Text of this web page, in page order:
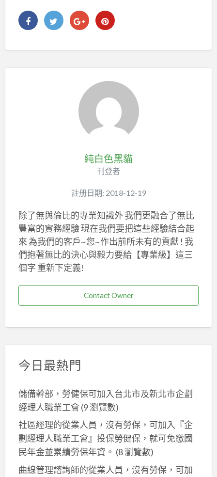
純白色黑貓
刊登者
註册日期: 2018-12-19
除了無與倫比的專業知識外 我們更融合了無比
豐富的實務經驗 現在我們要把這些經驗結合起
來 為我們的客戶~您~作出前所未有的貢獻 ! 我
們抱著無比的決心與毅力要給【專業級】這三
個字 重新下定義!
Contact Owner
今日最熱門
儲備幹部，勞健保可加入台北市及新北巿企劃
經理人職業工會 (9 瀏覽數)
社區經理的從業人員，沒有勞保，可加入『企
劃經理人職業工會』投保勞健保，就可免繳國
民年金並累績勞保年資。 (8 瀏覽數)
曲線管理諮詢師的從業人員，沒有勞保，可加